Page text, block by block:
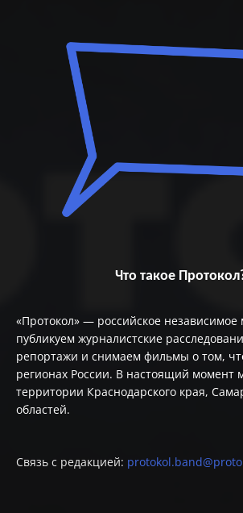
Что такое
«Протокол» — российское
публикуем журналистские
репортажи и снимаем фильмы о том,
регионах России. В настоящий момент
территории Краснодарского края,
областей.
Связь с редакцией: